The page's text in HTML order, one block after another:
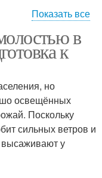
в августе
Показать все
в
к
но
освещённых
Поскольку
сильных ветров и
высаживают у